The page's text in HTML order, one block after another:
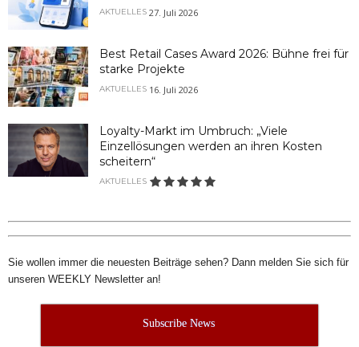
AKTUELLES 27. Juli 2026
Best Retail Cases Award 2026: Bühne frei für
starke Projekte
AKTUELLES 16. Juli 2026
Loyalty-Markt im Umbruch: „Viele
Einzellösungen werden an ihren Kosten
scheitern“
AKTUELLES
Sie wollen immer die neuesten Beiträge sehen? Dann melden Sie sich für
unseren WEEKLY Newsletter an!
Subscribe News